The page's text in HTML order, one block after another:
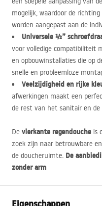
mogelijk, waardoor de
worden aangepast aan de
Universele ½”
voor volledige compatibiliteit
en opbouwinstallaties die op
snelle en probleemloze
Veelzijdigheid en rijke
afwerkingen maakt een
de rest van het sanitair en
De vierkante regendouche is
zoek zijn naar betrouwbare
de doucheruimte. De
zonder arm